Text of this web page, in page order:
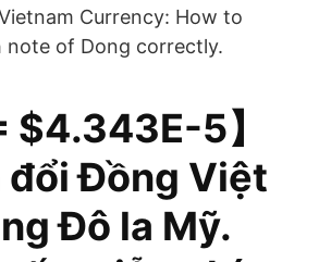
Currency: How to
note of Dong correctly.
$4.343E-5】
đổi Đồng Việt
Đô la Mỹ.